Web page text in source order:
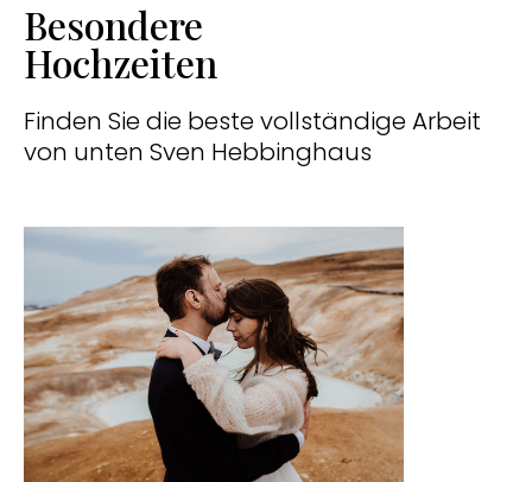
Besondere
Hochzeiten
Finden Sie die beste vollständige Arbeit
von unten Sven Hebbinghaus